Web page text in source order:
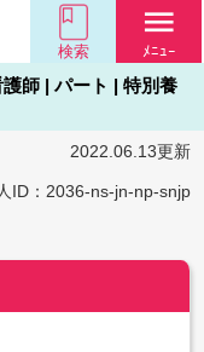
検索
menu
ﾒﾆｭｰ
師 | パート | 特別養
2022.06.13更新
ID：2036-ns-jn-np-snjp